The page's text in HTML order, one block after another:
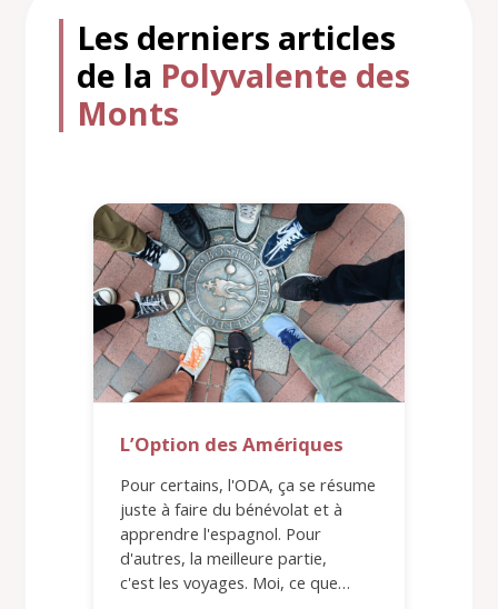
Les derniers articles
de la Polyvalente des
Monts
L’Option des Amériques
Pour certains, l'ODA, ça se résume
juste à faire du bénévolat et à
apprendre l'espagnol. Pour
d'autres, la meilleure partie,
c'est les voyages. Moi, ce que…